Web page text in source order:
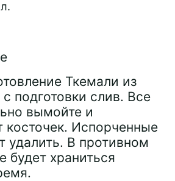
Ткемали из
подготовки слив. Все
вымойте и
косточек. Испорченные
удалить. В противном
будет храниться